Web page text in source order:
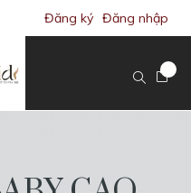
Đăng ký Đăng nhập